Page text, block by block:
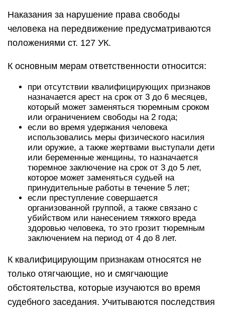
Наказания за нарушение права свободы
человека на передвижение предусматриваются
положениями ст. 127 УК.
К основным мерам ответственности относится:
при отсутствии квалифицирующих признаков
назначается арест на срок от 3 до 6 месяцев,
который может заменяться тюремным сроком
или ограничением свободы на 2 года;
если во время удержания человека
использовались меры физического насилия
или оружие, а также жертвами выступали дети
или беременные женщины, то назначается
тюремное заключение на срок от 3 до 5 лет,
которое может заменяться судьей на
принудительные работы в течение 5 лет;
если преступление совершается
организованной группой, а также связано с
убийством или нанесением тяжкого вреда
здоровью человека, то это грозит тюремным
заключением на период от 4 до 8 лет.
К квалифицирующим признакам относятся не
только отягчающие, но и смягчающие
обстоятельства, которые изучаются во время
судебного заседания. Учитываются последствия